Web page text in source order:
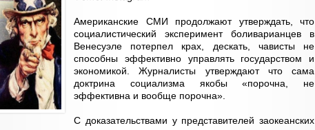
Американские СМИ продолжают утверждать, что
социалистический эксперимент боливарианцев в
Венесуэле потерпел крах, дескать, чависты не
способны эффективно управлять государством и
экономикой. Журналисты утверждают что сама
доктрина социализма якобы «порочна, не
эффективна и вообще порочна».
С доказательствами у представителей заокеанских